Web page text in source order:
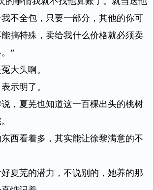
不全包，只要一部分，其他的你可
搞特殊，卖给我什么价格就必须卖
”
大头啊。
示明了。
，夏芜也知道这一百棵出头的桃树
西看着多，其实能让徐黎满意的不
夏芜的潜力，不说别的，她养的那